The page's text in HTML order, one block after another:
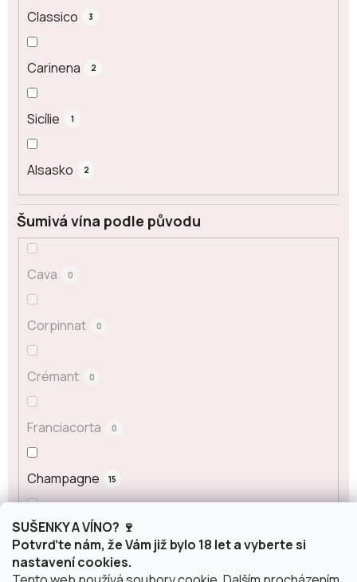
SUŠENKY A VÍNO? 🍷
Potvrďte nám, že Vám již bylo 18 let a vyberte si
nastavení cookies.
Classico 3
Carinena 2
Sicílie 1
Alsasko 2
Šumivá vína podle původu
Cava 0
Corpinnat 0
Crémant 0
Franciacorta 0
Champagne 15
Prosecco 0